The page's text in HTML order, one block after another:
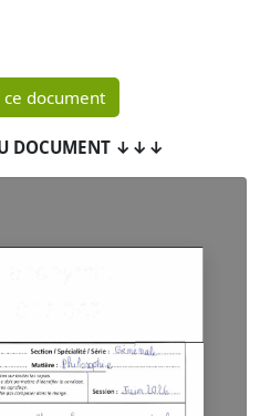
document
DOCUMENT ↓↓↓